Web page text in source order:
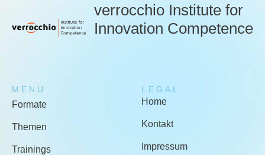
verrocchio Institute for
Innovation Competence
MENU
Formate
Themen
Trainings
LEGAL
Home
Kontakt
Impressum